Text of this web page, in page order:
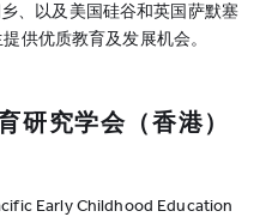
、以及美国硅谷和英国萨默塞
供优质教育及发展机会。
研究学会（香港）
Early Childhood Education